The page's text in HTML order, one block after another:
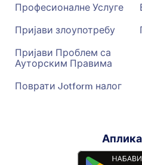
Професионалне Услуге
Пријави злоупотребу
Пријави Проблем са
Ауторским Правима
Поврати Jotform налог